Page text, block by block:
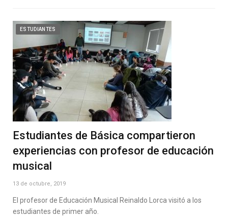
ESTUDIANTES
Estudiantes de Básica compartieron
experiencias con profesor de educación
musical
13 de octubre, 2019
El profesor de Educación Musical Reinaldo Lorca visitó a los
estudiantes de primer año.